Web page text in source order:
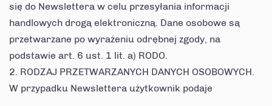
się do Newslettera w celu przesyłania informacji
handlowych drogą elektroniczną. Dane osobowe są
przetwarzane po wyrażeniu odrębnej zgody, na
podstawie art. 6 ust. 1 lit. a) RODO.
RODZAJ PRZETWARZANYCH DANYCH OSOBOWYCH.
W przypadku Newslettera użytkownik podaje